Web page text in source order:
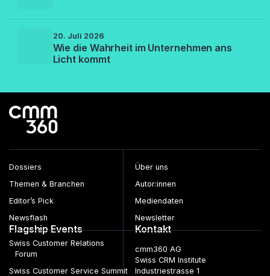
20. Juli 2026
Wie die Wahrheit im Unternehmen ans
Licht kommt
Dossiers
Themen & Branchen
Editor’s Pick
Newsflash
Über uns
Autor:innen
Mediendaten
Newsletter
Flagship Events
Swiss Customer Relations
Forum
Swiss Customer Service Summit
Kontakt
cmm360 AG
Swiss CRM Institute
Industriestrasse 1